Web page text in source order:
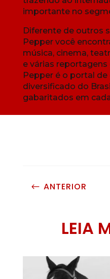
importante no
Diferente de outros
Pepper você
música, cinema,
e várias reportagens
Pepper é o portal
diversificado do
gabaritados em
# ANTERIOR
LEIA